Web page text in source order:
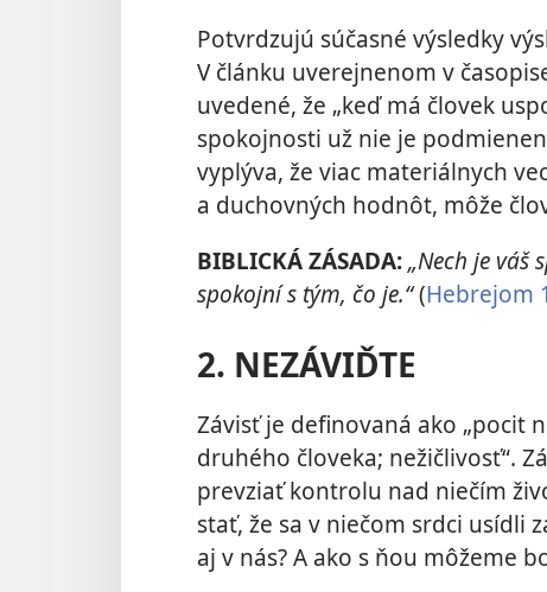
Potvrdzujú súčasné výsledky
V článku uverejnenom v
uvedené, že „keď má človek
spokojnosti už nie je
vyplýva, že viac materiálnych
a duchovných hodnôt, môže
BIBLICKÁ ZÁSADA:„Nech je váš
spokojní s tým, čo je.“(Hebrejom
2. NEZÁVIĎTE
Závisť je definovaná ako „pocit
druhého človeka; nežičlivosť“.
prevziať kontrolu nad niečím
stať, že sa v niečom srdci usídli
aj v nás? A ako s ňou môžeme